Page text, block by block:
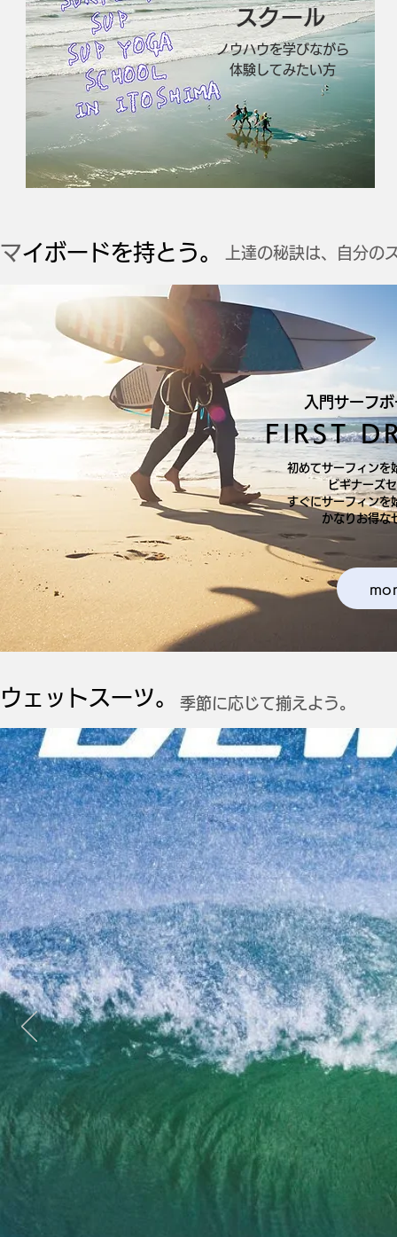
​ノウハウを学びながら
体験してみたい方
スクール
​マイボードを持とう。 上達の秘訣は、自分の
入門サーフ
FIRST
初めてサーフィンを
ビギナーズ
すぐにサーフィンを
かなりお得な
​ウェットスーツ。 ​季節に応じて揃えよう。